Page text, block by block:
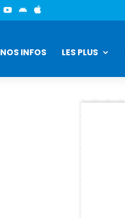

NOS INFOS LES PLUS